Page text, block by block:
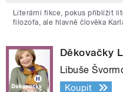
Literární fikce, pokus přiblížit
filozofa, ale hlavně člověka
Děkovačky
Libuše
Koupit